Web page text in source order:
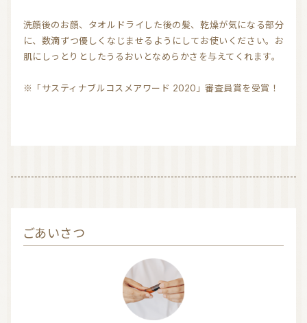
新規顧客の獲得（法人会員様へ）
全ての特集
オーガニック香水 オーガニックコスメ
アロマキャンドル
瞑想を深める香り・アロマで浄化
洗顔後のお顔、タオルドライした後の髪、乾燥が気になる部分
に、数滴ずつ優しくなじませるようにしてお使いください。お
肌にしっとりとしたうるおいとなめらかさを与えてくれます。
※「サスティナブルコスメアワード 2020」審査員賞を受賞！
ごあいさつ